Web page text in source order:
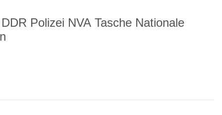
Polizei NVA Tasche Nationale